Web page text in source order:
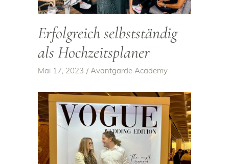
Erfolgreich selbstständig
als Hochzeitsplaner
Mai 17, 2023 Avantgarde Academy